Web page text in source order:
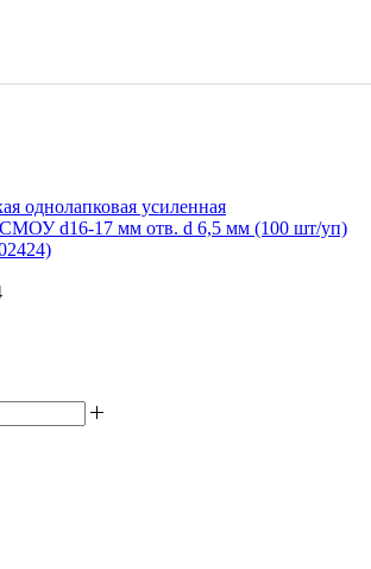
однолапковая усиленная
d16-17 мм отв. d 6,5 мм (100 шт/уп)